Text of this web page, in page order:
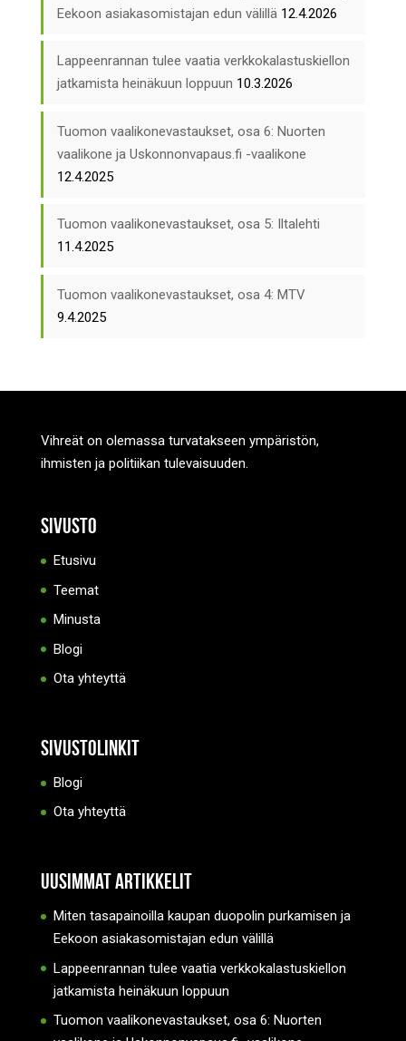
Eekoon asiakasomistajan edun välillä 12.4.2026
Lappeenrannan tulee vaatia verkkokalastuskiellon
jatkamista heinäkuun loppuun 10.3.2026
Tuomon vaalikonevastaukset, osa 6: Nuorten
vaalikone ja Uskonnonvapaus.fi -vaalikone
12.4.2025
Tuomon vaalikonevastaukset, osa 5: Iltalehti
11.4.2025
Tuomon vaalikonevastaukset, osa 4: MTV
9.4.2025
Vihreät on olemassa turvatakseen ympäristön,
ihmisten ja politiikan tulevaisuuden.
Sivusto
Etusivu
Teemat
Minusta
Blogi
Ota yhteyttä
Sivustolinkit
Blogi
Ota yhteyttä
Uusimmat artikkelit
Miten tasapainoilla kaupan duopolin purkamisen ja
Eekoon asiakasomistajan edun välillä
Lappeenrannan tulee vaatia verkkokalastuskiellon
jatkamista heinäkuun loppuun
Tuomon vaalikonevastaukset, osa 6: Nuorten